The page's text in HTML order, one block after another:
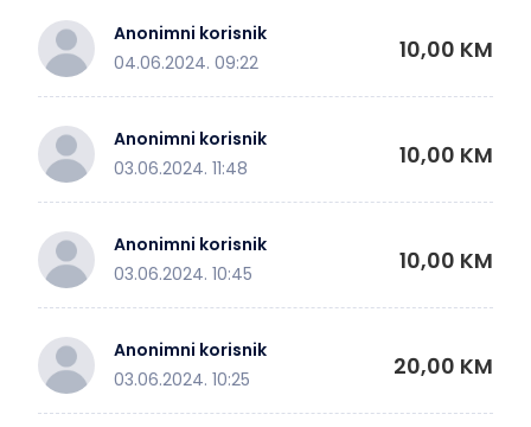
Anonimni korisnik
04.06.2024. 09:22
10,00 KM
Anonimni korisnik
03.06.2024. 11:48
10,00 KM
Anonimni korisnik
03.06.2024. 10:45
10,00 KM
Anonimni korisnik
03.06.2024. 10:25
20,00 KM